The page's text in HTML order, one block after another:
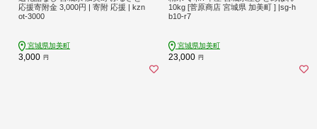
応援寄附金 3,000円 | 寄附 応援 | kzn
ot-3000
宮城県加美町
3,000 円
10kg [菅原商店 宮城県 加美町 ] |sg-h
b10-r7
宮城県加美町
23,000 円